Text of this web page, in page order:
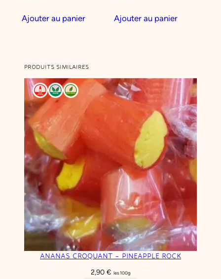
Ajouter au panier Ajouter au panier
PRODUITS SIMILAIRES
ANANAS CROQUANT – PINEAPPLE ROCK
2,90 € les 100g